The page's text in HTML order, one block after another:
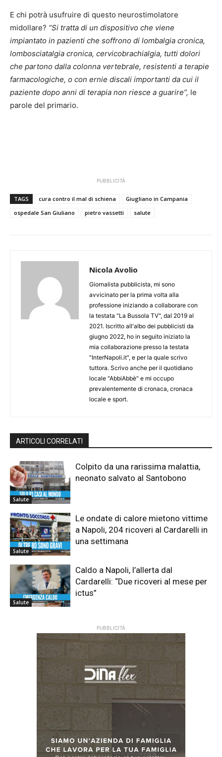
E chi potrà usufruire di questo neurostimolatore
midollare? “Si tratta di un dispositivo che viene
impiantato in pazienti che soffrono di lombalgia cronica,
lombosciatalgia cronica, cervicobrachialgia, tutti dolori
che partono dalla colonna vertebrale, resistenti a terapie
farmacologiche, o con ernie discali importanti da cui il
paziente dopo anni di terapia non riesce a guarire”, le
parole del primario.
PUBBLICITÀ
TAGS cura contro il mal di schiena
Giugliano in Campania
ospedale San Giuliano
pietro vassetti salute
Nicola Avolio
Giornalista pubblicista, mi sono
avvicinato per la prima volta alla
professione iniziando a collaborare con
la testata "La Bussola TV", dal 2019 al
2021. Iscritto all'albo dei pubblicisti da
giugno 2022, ho in seguito iniziato la
mia collaborazione presso la testata
"InterNapoli.it", e per la quale scrivo
tuttora. Scrivo anche per il quotidiano
locale "AbbiAbbè" e mi occupo
prevalentemente di cronaca, cronaca
locale e sport.
ARTICOLI CORRELATI
Salute
Colpito da una rarissima malattia,
neonato salvato al Santobono
Salute
Le ondate di calore mietono vittime
a Napoli, 204 ricoveri al Cardarelli in
una settimana
Salute
Caldo a Napoli, l’allerta dal
Cardarelli: “Due ricoveri al mese per
ictus”
PUBBLICITÀ